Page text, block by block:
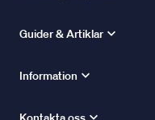
Guider & Artiklar
Information